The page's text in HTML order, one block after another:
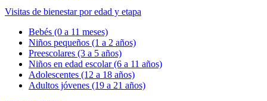
Visitas de bienestar por edad y etapa
Bebés (0 a 11 meses)
Niños pequeños (1 a 2 años)
Preescolares (3 a 5 años)
Niños en edad escolar (6 a 11 años)
Adolescentes (12 a 18 años)
Adultos jóvenes (19 a 21 años)